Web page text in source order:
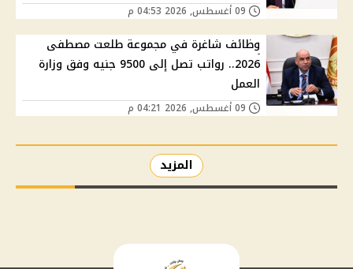
وظائف شاغرة في مجموعة طلعت مصطفى
2026.. رواتب تصل إلى 9500 جنيه وفق وزارة
العمل
المزيد